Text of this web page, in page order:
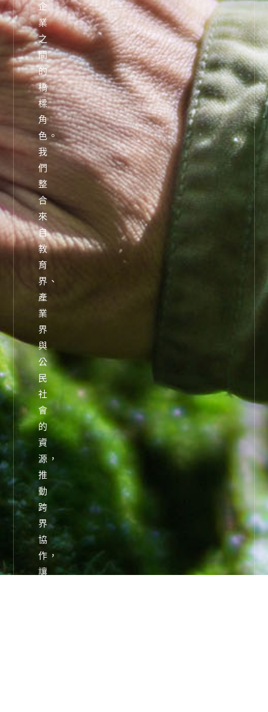
企
業
之
間
的
橋
樑
角
色。
我
們
整
合
來
自
教
育
界、
產
業
界
與
公
民
社
會
的
資
源，
推
動
跨
界
協
作，
讓